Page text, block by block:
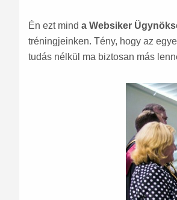
Én ezt mind a Websiker
tréningjeinken. Tény, hogy az
tudás nélkül ma biztosan más